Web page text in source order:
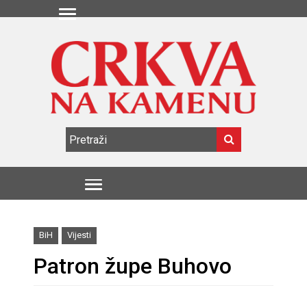
BiH Vijesti
Patron župe Buhovo